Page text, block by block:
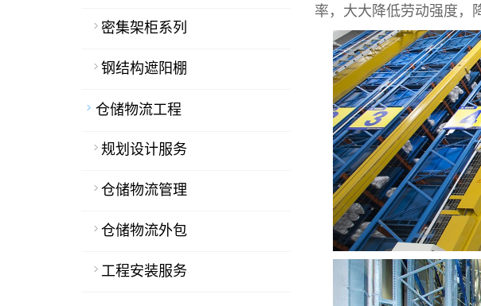
率，大大降低劳动强度，
密集架柜系列
钢结构遮阳棚
仓储物流工程
规划设计服务
仓储物流管理
仓储物流外包
工程安装服务